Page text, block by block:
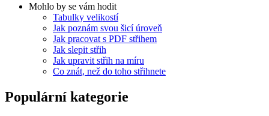
Mohlo by se vám hodit
Tabulky velikostí
Jak poznám svou šicí úroveň
Jak pracovat s PDF střihem
Jak slepit střih
Jak upravit střih na míru
Co znát, než do toho střihnete
Populární kategorie